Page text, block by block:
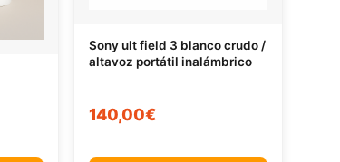
Sony ult field 3 blanco crudo /
altavoz portátil inalámbrico
140,00€